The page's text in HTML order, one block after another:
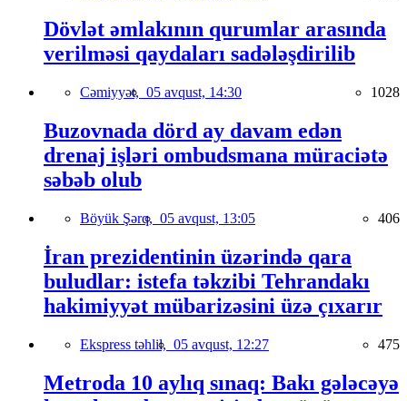
Dövlət əmlakının qurumlar arasında
verilməsi qaydaları sadələşdirilib
Cəmiyyət, 05 avqust, 14:30 1028
Buzovnada dörd ay davam edən
drenaj işləri ombudsmana müraciətə
səbəb olub
Böyük Şərq, 05 avqust, 13:05 406
İran prezidentinin üzərində qara
buludlar: istefa təkzibi Tehrandakı
hakimiyyət mübarizəsini üzə çıxarır
Ekspress təhlil, 05 avqust, 12:27 475
Metroda 10 aylıq sınaq: Bakı gələcəyə